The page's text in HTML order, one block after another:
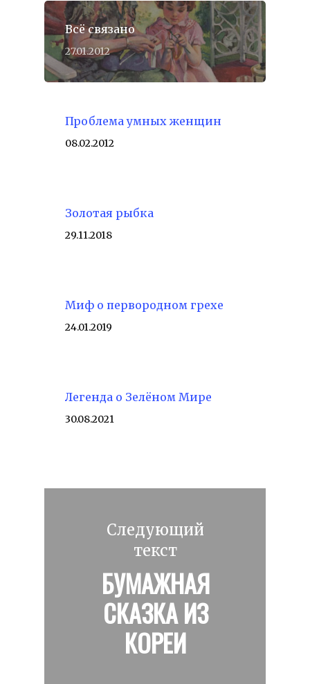
Всё связано
27.01.2012
Проблема умных женщин
08.02.2012
Золотая рыбка
29.11.2018
Миф о первородном грехе
24.01.2019
Легенда о Зелёном Мире
30.08.2021
Следующий
текст
БУМАЖНАЯ
СКАЗКА ИЗ
КОРЕИ